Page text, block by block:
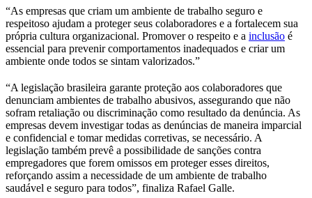
“As empresas que criam um ambiente de trabalho seguro e
respeitoso ajudam a proteger seus colaboradores e a fortalecem sua
própria cultura organizacional. Promover o respeito e a inclusão é
essencial para prevenir comportamentos inadequados e criar um
ambiente onde todos se sintam valorizados.”
“A legislação brasileira garante proteção aos colaboradores que
denunciam ambientes de trabalho abusivos, assegurando que não
sofram retaliação ou discriminação como resultado da denúncia. As
empresas devem investigar todas as denúncias de maneira imparcial
e confidencial e tomar medidas corretivas, se necessário. A
legislação também prevê a possibilidade de sanções contra
empregadores que forem omissos em proteger esses direitos,
reforçando assim a necessidade de um ambiente de trabalho
saudável e seguro para todos”, finaliza Rafael Galle.